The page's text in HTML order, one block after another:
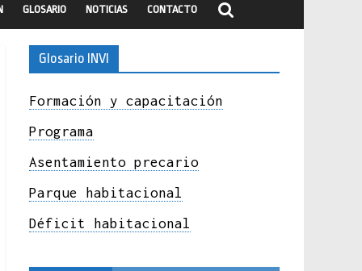
GLOSARIO NOTICIAS CONTACTO
Glosario INVI
Formación y capacitación
Programa
Asentamiento precario
Parque habitacional
Déficit habitacional